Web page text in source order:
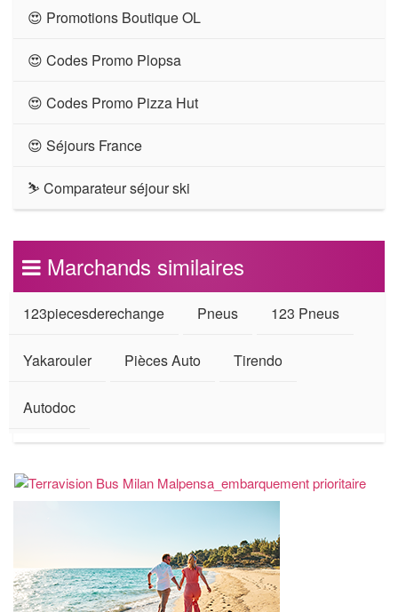
😍 Promotions Boutique OL
😍 Codes Promo Plopsa
😍 Codes Promo Pizza Hut
😍 Séjours France
⛷ Comparateur séjour ski
Marchands similaires
123piecesderechange Pneus 123 Pneus
Yakarouler Pièces Auto Tirendo
Autodoc